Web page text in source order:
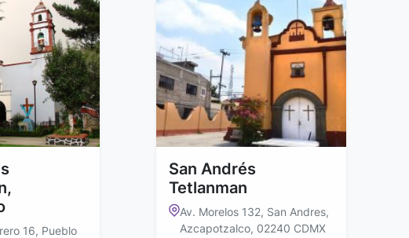
16, Pueblo
San Andrés
Tetlanman
Av. Morelos 132, San Andres,
Azcapotzalco, 02240 CDMX